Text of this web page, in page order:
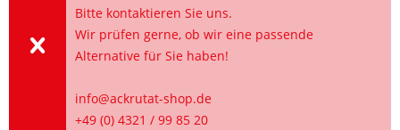
Bitte kontaktieren Sie uns.
Wir prüfen gerne, ob wir eine passende
Alternative für Sie haben!
info@ackrutat-shop.de
+49 (0) 4321 / 99 85 20